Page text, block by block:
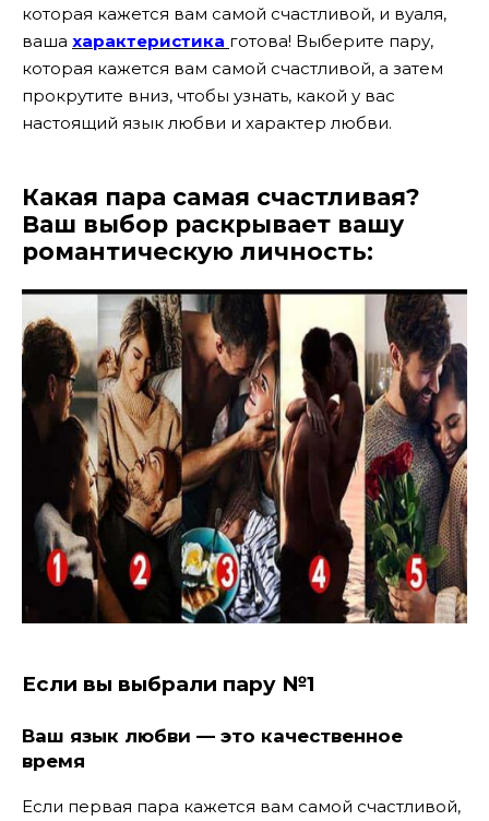
которая кажется вам самой счастливой, и вуаля,
ваша характеристика готова! Выберите пару,
которая кажется вам самой счастливой, а затем
прокрутите вниз, чтобы узнать, какой у вас
настоящий язык любви и характер любви.
Какая пара самая счастливая?
Ваш выбор раскрывает вашу
романтическую личность:
Если вы выбрали пару №1
Ваш язык любви — это качественное
время
Если первая пара кажется вам самой счастливой,